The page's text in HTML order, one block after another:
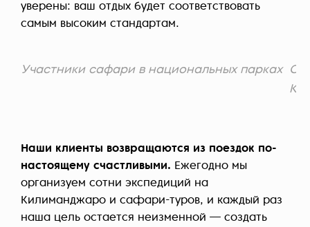
уверены: ваш отдых будет соответствовать
самым высоким стандартам.
Участники сафари в национальных парках
Наши клиенты возвращаются из поездок по-
настоящему счастливыми. Ежегодно мы
организуем сотни экспедиций на
Килиманджаро и сафари-туров, и каждый раз
наша цель остается неизменной — создать